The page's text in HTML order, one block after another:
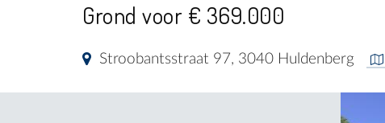
Grond voor € 369.000
Stroobantsstraat 97, 3040 Huldenberg